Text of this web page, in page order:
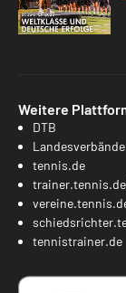
Weitere
DTB
Landesverbände
tennis.de
trainer.tennis.de
tennistrainer.de